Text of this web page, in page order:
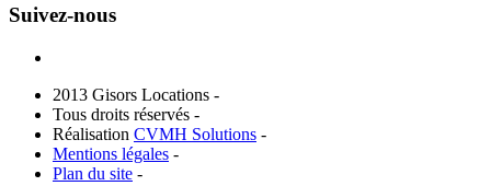
Suivez-nous
2013 Gisors Locations -
Tous droits réservés -
Réalisation CVMH Solutions -
Mentions légales -
Plan du site -